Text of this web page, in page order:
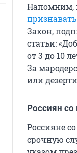
Напомним,
Закон,
статьи:
от 3 до 10
За
или
Россиян
Россияне
срочную